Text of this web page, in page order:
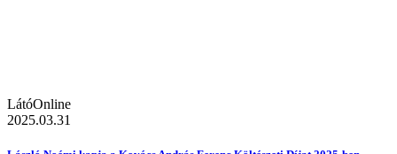
LátóOnline
2025.03.31